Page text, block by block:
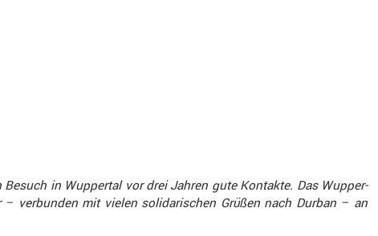
in Wuppertal vor drei Jahren gute Kontakte. Das Wupper­
verbunden mit vielen solida­ri­schen Grüßen nach Durban – an